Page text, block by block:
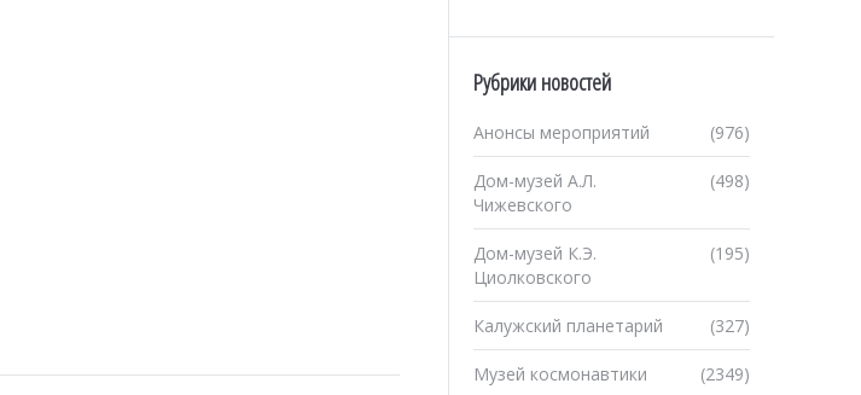
Рубрики новостей
(976)
Анонсы мероприятий
(498)
Дом-музей А.Л.
Чижевского
(195)
Дом-музей К.Э.
Циолковского
(327)
Калужский планетарий
(2349)
Музей космонавтики